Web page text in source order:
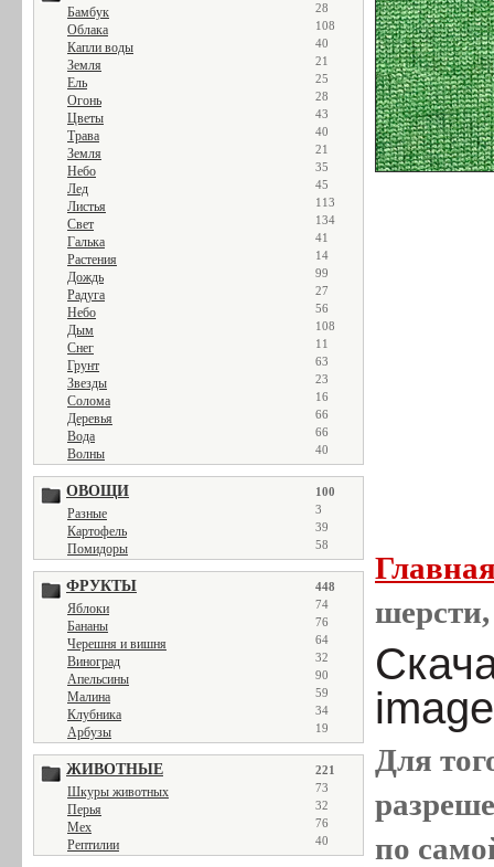
Бамбук 28
Облака 108
Капли воды 40
Земля 21
Ель 25
Огонь 28
Цветы 43
Трава 40
Земля 21
Небо 35
Лед 45
Листья 113
Свет 134
Галька 41
Растения 14
Дождь 99
Радуга 27
Небо 56
Дым 108
Снег 11
Грунт 63
Звезды 23
Солома 16
Деревья 66
Вода 66
Волны 40
ОВОЩИ 100
Разные 3
Картофель 39
Помидоры 58
ФРУКТЫ 448
Яблоки 74
Бананы 76
Черешня и вишня 64
Виноград 32
Апельсины 90
Малина 59
Клубника 34
Арбузы 19
ЖИВОТНЫЕ 221
Шкуры животных 73
Перья 32
Мех 76
Рептилии 40
image
Для
по